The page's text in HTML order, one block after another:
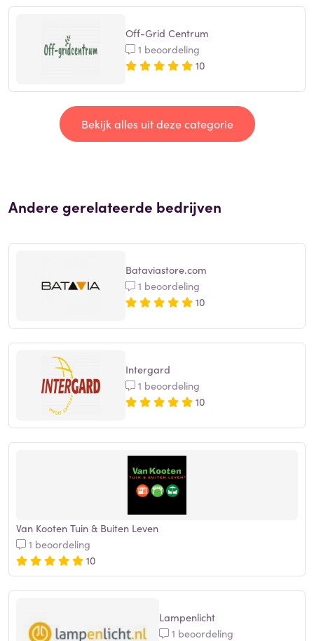
Off-Grid Centrum
1 beoordeling
10
Bekijk alles uit deze categorie
Andere gerelateerde bedrijven
Bataviastore.com
1 beoordeling
10
Intergard
1 beoordeling
10
Van Kooten Tuin & Buiten Leven
1 beoordeling
10
Lampenlicht
1 beoordeling